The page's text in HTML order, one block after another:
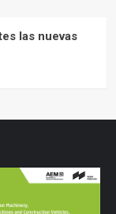
las nuevas